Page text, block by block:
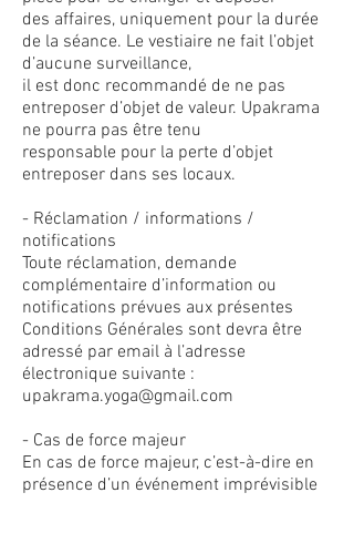
des affaires, uniquement pour la durée
de la séance. Le vestiaire ne fait l’objet
d’aucune surveillance,
il est donc recommandé de ne pas
entreposer d’objet de valeur. Upakrama
ne pourra pas être tenu
responsable pour la perte d’objet
entreposer dans ses locaux.
- Réclamation / informations /
notifications
Toute réclamation, demande
complémentaire d’information ou
notifications prévues aux présentes
Conditions Générales sont devra être
adressé par email à l’adresse
électronique suivante :
upakrama.yoga@gmail.com
- Cas de force majeur
En cas de force majeur, c’est-à-dire en
présence d’un événement imprévisible